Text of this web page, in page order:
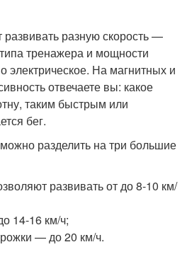
разную скорость —
тренажера и мощности
электрическое. На магнитных и
отвечаете вы: какое
таким быстрым или
бег.
разделить на три большие
развивать от до 8-10 км/
14-16 км/ч;
— до 20 км/ч.